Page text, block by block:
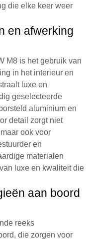
die elke keer weer
en afwerking
M8 is het gebruik van
in het interieur en
luxe en
geselecteerde
aluminium en
detail zorgt niet
ook voor
en
materialen
luxe en kwaliteit die
aan boord
reeks
die zorgen voor